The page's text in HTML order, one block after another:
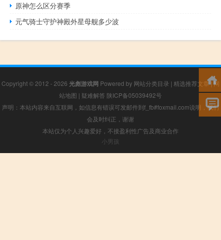
原神怎么区分赛季
元气骑士守护神殿外星母舰多少波
Copyright © 2012 - 2026 光彪游戏网 Powered by 网站分类目录 | 精选推荐文章|网
站地图 | 疑难解答 陕ICP备05039492号
声明：本站内容来自互联网，如信息有错误可发邮件到f_fb#foxmail.com说明，我们
会及时纠正，谢谢
本站仅为个人兴趣爱好，不接盈利性广告及商业合作
小男孩